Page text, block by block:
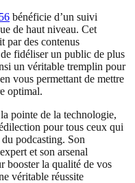
bénéficie d’un suivi
de haut niveau. Cet
par des contenus
fidéliser un public de plus
un véritable tremplin pour
vous permettant de mettre
optimal.
pointe de la technologie,
pour tous ceux qui
podcasting. Son
et son arsenal
booster la qualité de vos
véritable réussite